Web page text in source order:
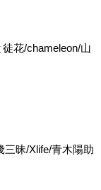
花/chameleon/山
三昧/Xlife/青木陽助